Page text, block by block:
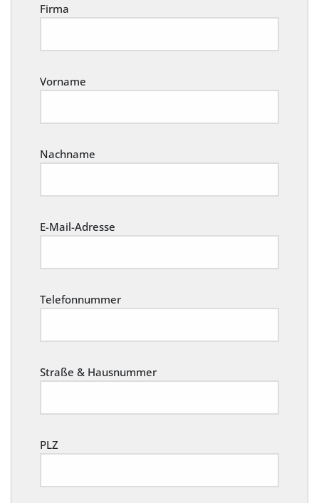
Firma
Vorname
Nachname
E-Mail-Adresse
Telefonnummer
Straße & Hausnummer
PLZ